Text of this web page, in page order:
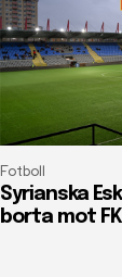
Fotboll
Syrianska
borta mot